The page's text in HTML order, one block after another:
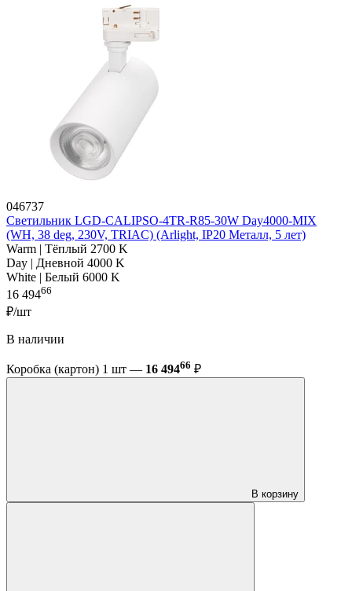
046737
Светильник LGD-CALIPSO-4TR-R85-30W Day4000-MIX
(WH, 38 deg, 230V, TRIAC) (Arlight, IP20 Металл, 5 лет)
Warm | Тёплый 2700 K
Day | Дневной 4000 K
White | Белый 6000 K
16 49466
₽/шт
В наличии
Коробка (картон) 1 шт — 16 49466 ₽
В корзину